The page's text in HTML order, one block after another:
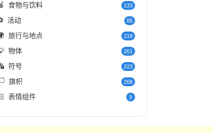
食物与饮料 133
活动 85
旅行与地点 218
物体 261
符号 223
旗帜 268
表情组件 9